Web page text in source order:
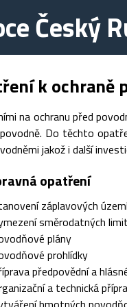
Český
k ochraně
na ochranu před
Do těchto
jakož i další
opatření
záplavových
směrodatných
plány
prohlídky
předpovědní a
a technická